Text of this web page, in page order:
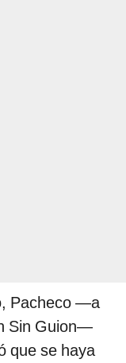
Pacheco —a
Sin Guion—
que se haya